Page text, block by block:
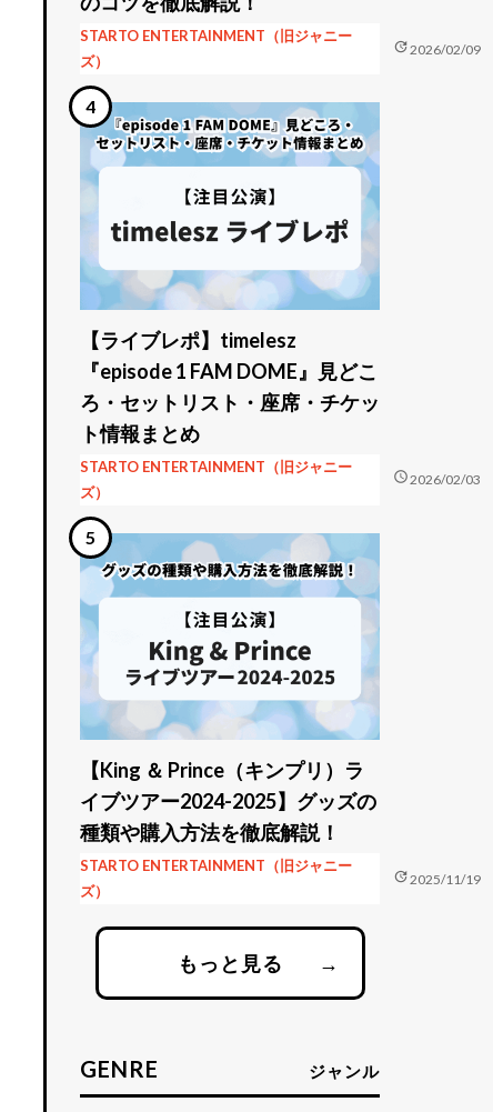
STARTO ENTERTAINMENT（旧ジャニー
ズ）
update2026/02/09
【ライブレポ】timelesz
『episode 1 FAM DOME』見どこ
ろ・セットリスト・座席・チケッ
ト情報まとめ
STARTO ENTERTAINMENT（旧ジャニー
ズ）
schedule2026/02/03
【King ＆ Prince（キンプリ）ラ
イブツアー2024-2025】グッズの
種類や購入方法を徹底解説！
STARTO ENTERTAINMENT（旧ジャニー
ズ）
update2025/11/19
もっと見る →
GENRE ジャンル